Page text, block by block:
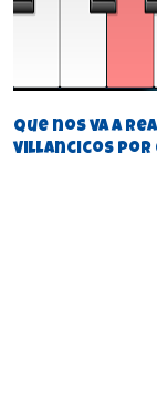
que nos va a
villancicos por